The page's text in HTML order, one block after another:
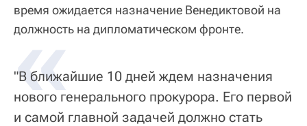
время ожидается назначение Венедиктовой на
должность на дипломатическом фронте.
«
"В ближайшие 10 дней ждем назначения
нового генерального прокурора. Его первой
и самой главной задачей должно стать